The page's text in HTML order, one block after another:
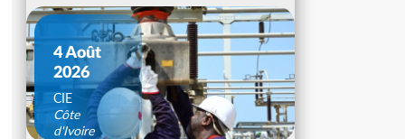
4 Août
2026
CIE
Côte
d'Ivoire